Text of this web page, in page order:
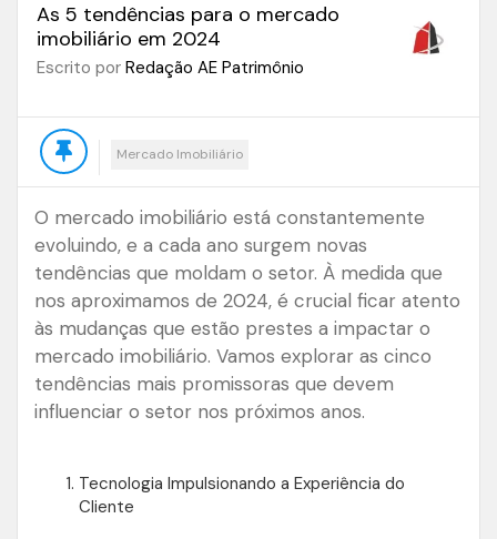
As 5 tendências para o mercado
imobiliário em 2024
Escrito por Redação AE Patrimônio
Mercado Imobiliário
O mercado imobiliário está constantemente
evoluindo, e a cada ano surgem novas
tendências que moldam o setor. À medida que
nos aproximamos de 2024, é crucial ficar atento
às mudanças que estão prestes a impactar o
mercado imobiliário. Vamos explorar as cinco
tendências mais promissoras que devem
influenciar o setor nos próximos anos.
Tecnologia Impulsionando a Experiência do
Cliente